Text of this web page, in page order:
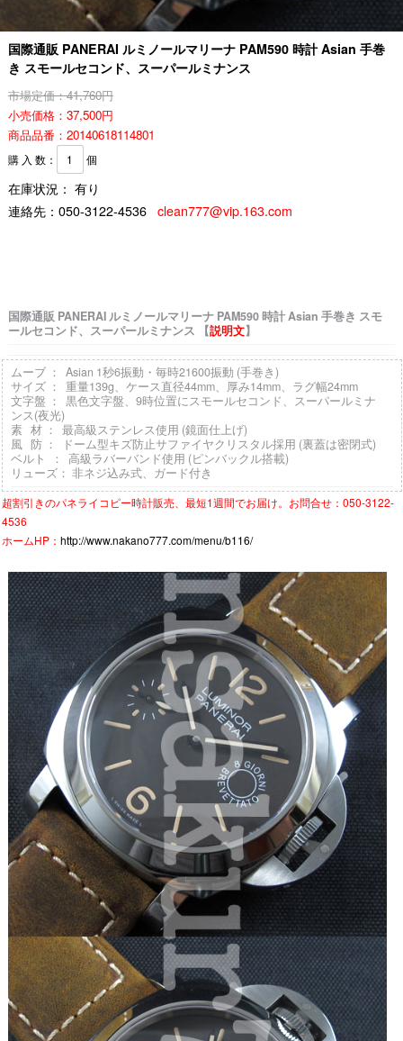
国際通販 PANERAI ルミノールマリーナ PAM590 時計 Asian 手巻
き スモールセコンド、スーパールミナンス
市場定価：41,760円
小売価格：37,500円
商品品番：20140618114801
購 入 数： 個
在庫状況： 有り
連絡先： 050-3122-4536 clean777@vip.163.com
国際通販 PANERAI ルミノールマリーナ PAM590 時計 Asian 手巻き スモ
ールセコンド、スーパールミナンス 【説明文】
ムーブ ： Asian 1秒6振動・毎時21600振動 (手巻き)
サイズ ： 重量139g、ケース直径44mm、厚み14mm、ラグ幅24mm
文字盤 ： 黒色文字盤、9時位置にスモールセコンド、スーパールミナ
ンス(夜光)
素 材 ： 最高級ステンレス使用 (鏡面仕上げ)
風 防 ： ドーム型キズ防止サファイヤクリスタル採用 (裏蓋は密閉式)
ベルト ： 高級ラバーバンド使用 (ピンバックル搭載)
リューズ： 非ネジ込み式、ガード付き
超割引きのパネライコピー時計販売、最短1週間でお届け。お問合せ：050-3122-
4536
ホームHP： http://www.nakano777.com/menu/b116/